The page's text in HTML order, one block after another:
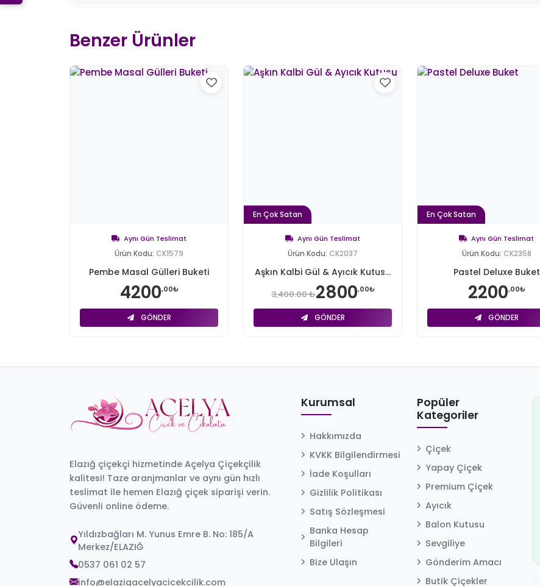
Benzer Ürünler
Aynı Gün Teslimat
Ürün Kodu: CK1579
Pembe Masal Gülleri Buketi
4200,00₺
GÖNDER
En Çok Satan
Aynı Gün Teslimat
Ürün Kodu: CK2037
Aşkın Kalbi Gül & Ayıcık Kutus...
3,400.00 ₺2800,00₺
GÖNDER
En Çok Satan
Aynı Gün Teslimat
Ürün Kodu: CK2358
Pastel Deluxe Buket
2200,00₺
GÖNDER
Elazığ çiçekçi hizmetinde Açelya Çiçekçilik
kalitesi! Taze aranjmanlar ve aynı gün hızlı
teslimat ile hemen Elazığ çiçek siparişi verin.
Güvenli online ödeme.
Yıldızbağları M. Yunus Emre B. No: 185/A
Merkez/ELAZIĞ
0537 061 02 57
info@elazigacelyacicekcilik.com
Kurumsal
Hakkımızda
KVKK Bilgilendirmesi
İade Koşulları
Gizlilik Politikası
Satış Sözleşmesi
Banka Hesap
Bilgileri
Bize Ulaşın
Popüler
Kategoriler
Çiçek
Yapay Çiçek
Premium Çiçek
Ayıcık
Balon Kutusu
Sevgiliye
Gönderim Amacı
Butik Çiçekler